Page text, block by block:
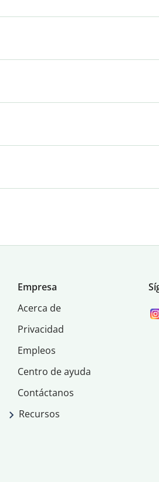
Empresa
Acerca de
Privacidad
Empleos
Centro de ayuda
Contáctanos
Recursos